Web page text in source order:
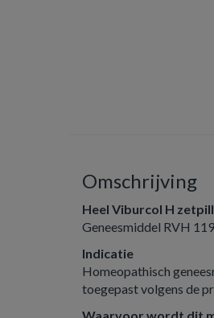
Omschrijving
Heel Viburcol H
Geneesmiddel RVH
Indicatie
Homeopathisch
toegepast volgens de